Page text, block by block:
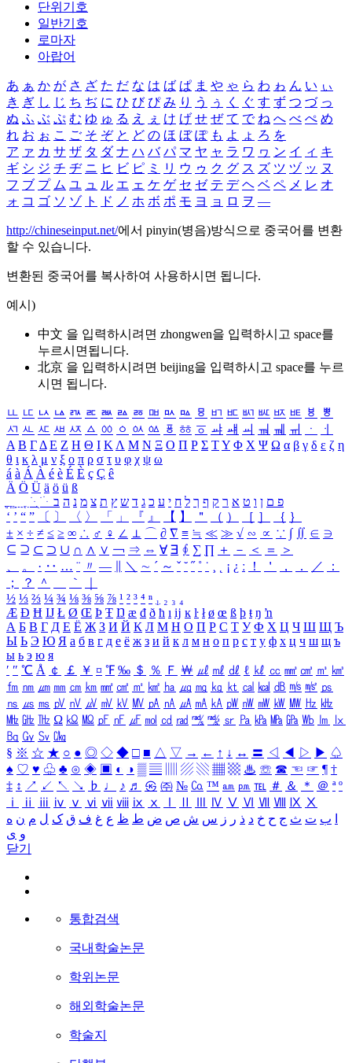
단위기호
일반기호
로마자
아랍어
あ ぁ か が さ ざ た だ な は ば ぱ ま や ゃ ら わ ゎ ん い ぃ
き ぎ し じ ち ぢ に ひ び ぴ み り う ぅ く ぐ す ず つ づ っ
ぬ ふ ぶ ぷ む ゆ ゅ る え ぇ け げ せ ぜ て で ね へ べ ぺ め
れ お ぉ こ ご そ ぞ と ど の ほ ぼ ぽ も よ ょ ろ を
ア ァ カ サ ザ タ ダ ナ ハ バ パ マ ヤ ャ ラ ワ ヮ ン イ ィ キ
ギ シ ジ チ ヂ ニ ヒ ビ ピ ミ リ ウ ゥ ク グ ス ズ ツ ヅ ッ ヌ
フ ブ プ ム ユ ュ ル エ ェ ケ ゲ セ ゼ テ デ ヘ ベ ペ メ レ オ
ォ コ ゴ ソ ゾ ト ド ノ ホ ボ ポ モ ヨ ョ ロ ヲ ―
http://chineseinput.net/에서 pinyin(병음)방식으로 중국어를 변환
할 수 있습니다.
변환된 중국어를 복사하여 사용하시면 됩니다.
예시)
中文 을 입력하시려면 zhongwen을 입력하시고 space를
누르시면됩니다.
北京 을 입력하시려면 beijing을 입력하시고 space를 누르
시면 됩니다.
ㅥ ㅦ ㅧ ㅨ ㅩ ㅪ ㅫ ㅬ ㅭ ㅮ ㅯ ㅰ ㅱ ㅲ ㅳ ㅴ ㅵ ㅶ ㅷ ㅸ
ㅹ
ㅺ ㅻ ㅼ ㅽ ㅾ ㅿ ㆀ ㆁ ㆂ ㆃ ㆄ ㆅ ㆆ ㆇ ㆈ ㆉ ㆊ ㆋ ㆌ ㆍ
ㆎ
Α Β ΓΔ Ε Ζ Η Θ Ι ΚΛ Μ Ν Ξ Ο Π Ρ Σ ΤΥ Φ Χ Ψ Ω α β γ δ ε ζ η
θ ι κ λ μ ν ξ ο π ρ σ τ υ φ χ ψ ω
á à Á À é è É È ç Ç ê
Ä Ö Ü ä ö ü ß
ִֶֹ ֻּ ׁׂ פ ם ן ו ט א ר ק ף ך ל ח י ע כ ג ד ש ץ ת צ מ נ ה ב
‘ ’ “ ” 〔 〕 〈 〉 「 」 『 』 【 】 ＂ （ ） ［ ］ ｛ ｝
± × ÷ ≠ ≤ ≥ ∞ ∴ ♂ ♀ ∠ ⊥ ⌒ ∂ ∇ ≡ ≒ ≪ ≫ √ ∽ ∝ ∵ ∫ ∬ ∈ ∋
⊆ ⊇ ⊂ ⊃ ∪ ∩ ∧ ∨ ￢ ⇒ ⇔ ∀ ∃ ∮ ∑ ∏ ＋ － ＜ ＝
＞
、
。 · ‥ … ¨ 〃 ― ＼ ∼ ´ ～ ˇ ˘ ˝ ˚ ˙ ¸ ¡ ¿ ː ！ ＇ ， ． ／
：
；
？ ＾ ｀
½ ⅓ ⅔ ¼ ¾ ⅛ ⅜ ⅝ ⅞ ¹ ² ³ ⁴ ⁿ ₁ ₂ ₃ ₄
Æ Ð Ħ Ĳ Ł Ø Œ Þ Ŧ Ŋ æ đ ð ħ ı ĳ ĸ ŀ ł ø œ ß þ ŧ ŋ ŉ
А Б В Г Д Е Ё Ж З И Й К Л М Н О П Р С Т У Ф Х Ц Ч Ш Щ Ъ
Ы Ь Э Ю Я а б в г д е ё ж з и й к л м н о п р с т у ф х ц ч ш щ ъ
ы ь э ю я
′ ″ ℃ Å ￠ ￡ ￥ ¤ ℉ ‰ ＄ ％ Ｆ ￦ ㎕ ㎖ ㎗ ℓ ㎘ ㏄ ㎣ ㎤ ㎥ ㎦
㎙ ㎚ ㎛ ㎜ ㎝ ㎞ ㎟ ㎠ ㎡ ㎢ ㏊ ㎍ ㎎ ㎏ ㏏ ㎈ ㎉ ㏈ ㎧ ㎨ ㎰
㎱ ㎲ ㎳ ㎴ ㎵ ㎶ ㎷ ㎸ ㎹ ㎀ ㎁ ㎂ ㎃ ㎄ ㎺ ㎻ ㎽ ㎾ ㎿ ㎐ ㎑
㎒ ㎓ ㎔ Ω ㏀ ㏁ ㎊ ㎋ ㎌ ㏖ ㏅ ㎭ ㎮ ㎯ ㏛ ㎩ ㎪ ㎫ ㎬ ㏝ ㏐
㏓
㏃ ㏉ ㏜ ㏆
§ ※ ☆ ★ ○ ● ◎ ◇ ◆ □ ■ △ ▽ → ← ↑ ↓ ↔ 〓 ◁ ◀ ▷ ▶ ♤
♠ ♡ ♥ ♧ ♣ ⊙ ◈ ▣ ◐ ◑ ▒ ▤ ▨ ▧ ▦ ▩ ♨ ☏ ☎ ☜ ☞ ¶ †
‡ ↕ ↗ ↙ ↖ ↘ ♭ ♩ ♪ ♬ ㉿ ㈜ № ㏇ ™ ㏂ ㏘ ℡ ＃ ＆ ＊ ＠ ª º
ⅰ
ⅱ ⅲ ⅳ ⅴ ⅵ ⅶ ⅷ ⅸ ⅹ Ⅳ Ⅴ Ⅵ Ⅶ Ⅷ Ⅸ Ⅹ
ب ت ث ج ح خ د ذ ر ز س ش ص ض ط ظ ع غ ف ق ک ل م ن ه
و ی
닫기
통합검색
국내학술논문
학위논문
해외학술논문
학술지